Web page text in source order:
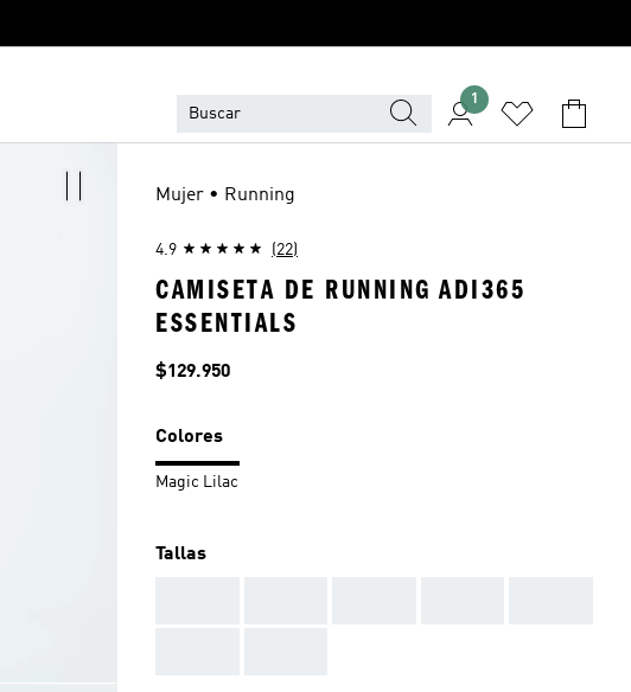
1
Mujer • Running
4.9 (22)
CAMISETA DE RUNNING ADI365
ESSENTIALS
Precio
$129.950
Colores
Magic Lilac
Tallas